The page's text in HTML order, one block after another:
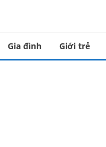
Gia đình Giới trẻ